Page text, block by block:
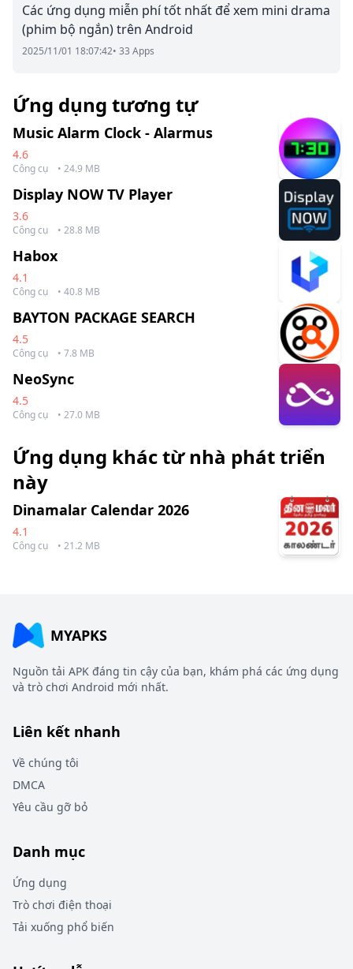
Các ứng dụng miễn phí tốt nhất để xem mini drama
(phim bộ ngắn) trên Android
2025/11/01 18:07:42• 33 Apps
Ứng dụng tương tự
Music Alarm Clock - Alarmus
4.6
Công cụ • 24.9 MB
Display NOW TV Player
3.6
Công cụ • 28.8 MB
Habox
4.1
Công cụ • 40.8 MB
BAYTON PACKAGE SEARCH
4.5
Công cụ • 7.8 MB
NeoSync
4.5
Công cụ • 27.0 MB
Ứng dụng khác từ nhà phát triển
này
Dinamalar Calendar 2026
4.1
Công cụ • 21.2 MB
MYAPKS
Nguồn tải APK đáng tin cậy của bạn, khám phá các ứng dụng
và trò chơi Android mới nhất.
Liên kết nhanh
Về chúng tôi
DMCA
Yêu cầu gỡ bỏ
Danh mục
Ứng dụng
Trò chơi điện thoại
Tải xuống phổ biến